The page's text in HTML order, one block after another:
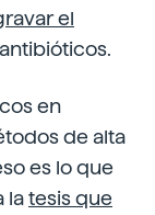
el
en
de alta
es lo que
latesis que